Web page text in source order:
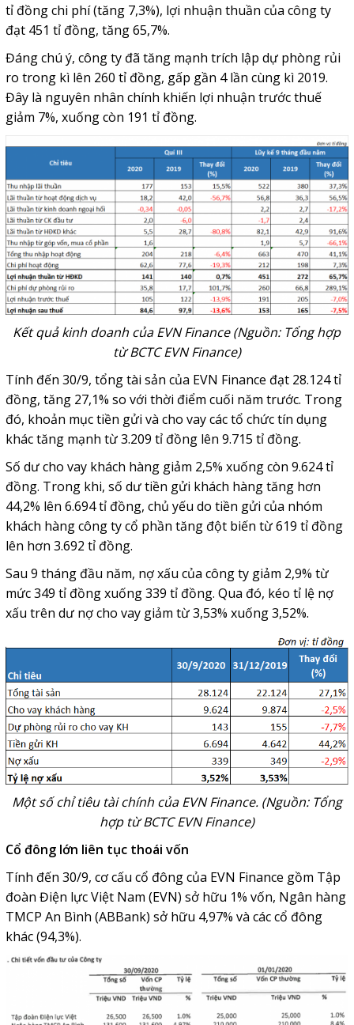
tỉ đồng chi phí (tăng 7,3%), lợi nhuận thuần của công ty
đạt 451 tỉ đồng, tăng 65,7%.
Đáng chú ý, công ty đã tăng mạnh trích lập dự phòng rủi
ro trong kì lên 260 tỉ đồng, gấp gần 4 lần cùng kì 2019.
Đây là nguyên nhân chính khiến lợi nhuận trước thuế
giảm 7%, xuống còn 191 tỉ đồng.
Kết quả kinh doanh của EVN Finance (Nguồn: Tổng hợp
từ BCTC EVN Finance)
Tính đến 30/9, tổng tài sản của EVN Finance đạt 28.124 tỉ
đồng, tăng 27,1% so với thời điểm cuối năm trước. Trong
đó, khoản mục tiền gửi và cho vay các tổ chức tín dụng
khác tăng mạnh từ 3.209 tỉ đồng lên 9.715 tỉ đồng.
Số dư cho vay khách hàng giảm 2,5% xuống còn 9.624 tỉ
đồng. Trong khi, số dư tiền gửi khách hàng tăng hơn
44,2% lên 6.694 tỉ đồng, chủ yếu do tiền gửi của nhóm
khách hàng công ty cổ phần tăng đột biến từ 619 tỉ đồng
lên hơn 3.692 tỉ đồng.
Sau 9 tháng đầu năm, nợ xấu của công ty giảm 2,9% từ
mức 349 tỉ đồng xuống 339 tỉ đồng. Qua đó, kéo tỉ lệ nợ
xấu trên dư nợ cho vay giảm từ 3,53% xuống 3,52%.
Một số chỉ tiêu tài chính của EVN Finance. (Nguồn: Tổng
hợp từ BCTC EVN Finance)
Cổ đông lớn liên tục thoái vốn
Tính đến 30/9, cơ cấu cổ đông của EVN Finance gồm Tập
đoàn Điện lực Việt Nam (EVN) sở hữu 1% vốn, Ngân hàng
TMCP An Bình (ABBank) sở hữu 4,97% và các cổ đông
khác (94,3%).